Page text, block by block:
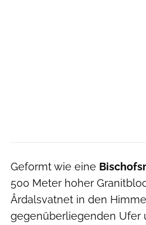
Geformt wie eine
500 Meter hoher
Årdalsvatnet in den
gegenüberliegenden Ufer